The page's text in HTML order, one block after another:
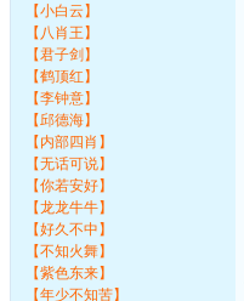
【小白云】
【八肖王】
【君子剑】
【鹤顶红】
【李钟意】
【邱德海】
【内部四肖】
【无话可说】
【你若安好】
【龙龙牛牛】
【好久不中】
【不知火舞】
【紫色东来】
【年少不知苦】